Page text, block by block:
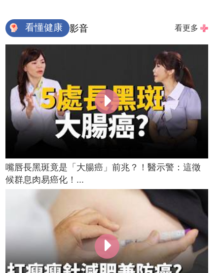
看懂健康 影音 看更多
嘴唇長黑斑竟是「大腸癌」前兆？！醫示警：這徵
候群息肉易癌化！...